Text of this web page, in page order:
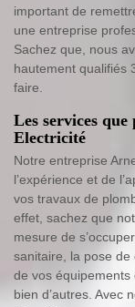
important de
une entreprise
Sachez que, nous
hautement qualifiés
faire.
Les services
Electricité
Notre entreprise
l’expérience et de
vos travaux de
effet, sachez que
mesure de
sanitaire, la pose de
de vos
bien d’autres. Avec